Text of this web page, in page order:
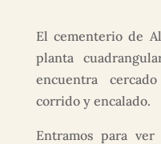
El cementerio de
planta
encuentra
corrido y encalado.
Entramos para